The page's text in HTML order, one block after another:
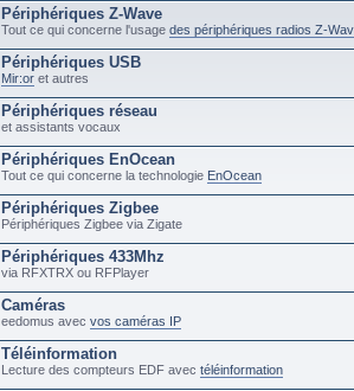
Périphériques Z-Wave
Tout ce qui concerne l'usage des périphériques radios Z-
Périphériques USB
Mir:or et autres
Périphériques réseau
et assistants vocaux
Périphériques EnOcean
Tout ce qui concerne la technologie EnOcean
Périphériques Zigbee
Périphériques Zigbee via Zigate
Périphériques 433Mhz
via RFXTRX ou RFPlayer
Caméras
eedomus avec vos caméras IP
Téléinformation
Lecture des compteurs EDF avec téléinformation